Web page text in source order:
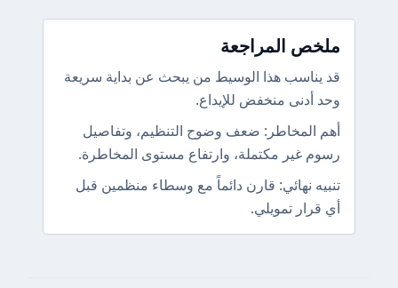
ملخص المراجعة
قد يناسب هذا الوسيط من يبحث عن بداية سريعة
وحد أدنى منخفض للإيداع.
أهم المخاطر: ضعف وضوح التنظيم، وتفاصيل
رسوم غير مكتملة، وارتفاع مستوى المخاطرة.
تنبيه نهائي: قارن دائماً مع وسطاء منظمين قبل
أي قرار تمويلي.